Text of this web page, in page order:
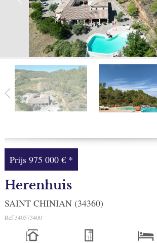
Facebook
Mijn selectie 0
Prijs975 000 € *
Herenhuis
SAINT CHINIAN (34360)
Ref 340573400